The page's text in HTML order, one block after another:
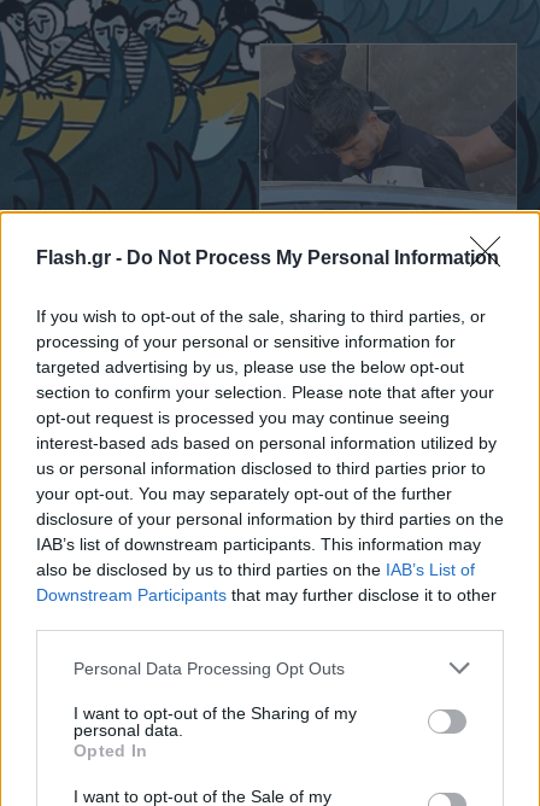
Flash.gr - Do Not Process My Personal Information
If you wish to opt-out of the sale, sharing to third parties, or
processing of your personal or sensitive information for
targeted advertising by us, please use the below opt-out
section to confirm your selection. Please note that after your
opt-out request is processed you may continue seeing
interest-based ads based on personal information utilized by
us or personal information disclosed to third parties prior to
your opt-out. You may separately opt-out of the further
disclosure of your personal information by third parties on the
IAB’s list of downstream participants. This information may
also be disclosed by us to third parties on the IAB’s List of
Downstream Participants that may further disclose it to other
Please note that this website/app uses one or more Google
not limited to your visit or usage behaviour. You may click to
grant or deny consent to Google and its third-party tags to
use your data for below specified purposes in below Google
consent section.
Personal Data Processing Opt Outs
I want to opt-out of the Sharing of my
personal data.
Opted In
I want to opt-out of the Sale of my
Ερυθρός Σταυρός: «Κατέβασε» το βίντεο για τη
ζωή του 26χρονου Αφγανού μετά τη δολοφονία
στην Κυψέλη
07.08.2026 ΓΙΏΡΓΟΣ ΓΕΩΡΓΑΚΌΠΟΥΛΟΣ